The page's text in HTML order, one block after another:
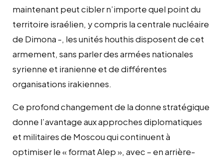
maintenant peut cibler n’importe quel point du
territoire israélien, y compris la centrale nucléaire
de Dimona -, les unités houthis disposent de cet
armement, sans parler des armées nationales
syrienne et iranienne et de différentes
organisations irakiennes.
Ce profond changement de la donne stratégique
donne l’avantage aux approches diplomatiques
et militaires de Moscou qui continuent à
optimiser le « format Alep », avec – en arrière-